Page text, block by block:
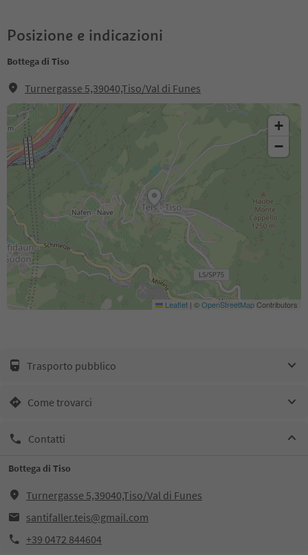
Posizione e indicazioni
Bottega di Tiso
Turnergasse 5,39040,Tiso/Val di Funes
+
−
Leaflet | ©OpenStreetMapContributors
Trasporto pubblico
Come trovarci
Contatti
Bottega di Tiso
Turnergasse 5,39040,Tiso/Val di Funes
santifaller.teis@gmail.com
+39 0472 844604